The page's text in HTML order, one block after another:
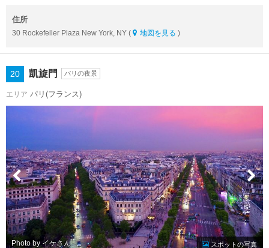
住所
30 Rockefeller Plaza New York, NY ( 地図を見る )
20 凱旋門 パリの夜景
エリア パリ(フランス)
Photo by イケ スポットの写真